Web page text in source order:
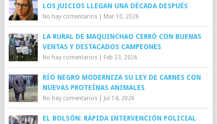
LOS JUICIOS LLEGAN UNA DÉCADA DESPUÉS
No hay comentarios| Mar 10, 2026
LA RURAL DE MAQUINCHAO CERRÓ CON BUENAS
VENTAS Y DESTACADOS CAMPEONES
No hay comentarios| Feb 23, 2026
RÍO NEGRO MODERNIZA SU LEY DE CARNES CON
NUEVAS PROTEÍNAS ANIMALES
No hay comentarios| Jul 14, 2026
EL BOLSÓN: RÁPIDA INTERVENCIÓN POLICIAL